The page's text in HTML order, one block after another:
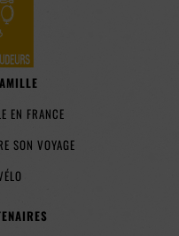
EN FRANCE
SON VOYAGE